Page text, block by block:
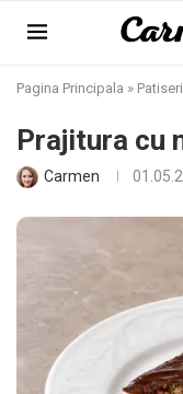
Pagina Principala »
Prajitura cu
Carmen